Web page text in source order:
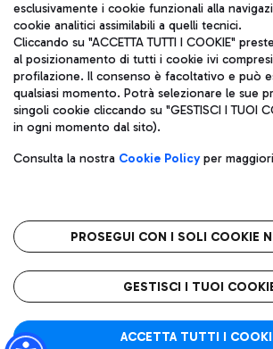
Aeroporti di Roma S.p.A. - Società soggetta a
coordinamento di Mundys S.p.A.
Codice fiscale e Registro delle Imprese di
IVA 06572251004
Capitale sociale 62.224.743,00 int. vers.
Sede legale: Via Pier Paolo Racchetti 1 -
telefono +39 06 65951
Privacy policy
Note legali
Roma FCO
L'aeroporto stellato
esclusivamente i cookie funzionali alla
cookie analitici assimilabili a quelli tecnici.
Cliccando su "ACCETTA TUTTI I COOKIE"
al posizionamento di tutti i cookie ivi
profilazione. Il consenso è facoltativo e può
qualsiasi momento. Potrà selezionare le sue
singoli cookie cliccando su "GESTISCI I TUOI
in ogni momento dal sito).
Consulta la nostra Cookie Policyper
PROSEGUI CON I SOLI COOKIE
GESTISCI I TUOI
ACCETTA TUTTI I